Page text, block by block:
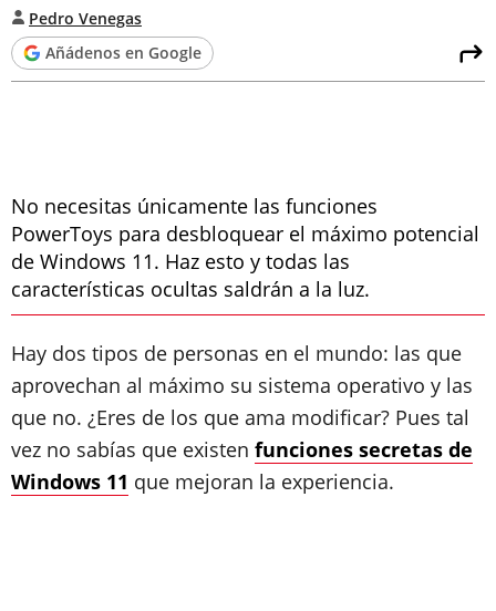
Pedro Venegas
Añádenos en Google
No necesitas únicamente las funciones
PowerToys para desbloquear el máximo potencial
de Windows 11. Haz esto y todas las
características ocultas saldrán a la luz.
Hay dos tipos de personas en el mundo: las que
aprovechan al máximo su sistema operativo y las
que no. ¿Eres de los que ama modificar? Pues tal
vez no sabías que existen funciones secretas de
Windows 11 que mejoran la experiencia.